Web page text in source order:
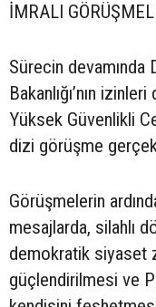
İMRALI
Sürecin
Bakanlığı’nın
Yüksek Güvenlikli
dizi görüşme
Görüşmelerin
mesajlarda, silahlı
demokratik siyaset
güçlendirilmesi ve